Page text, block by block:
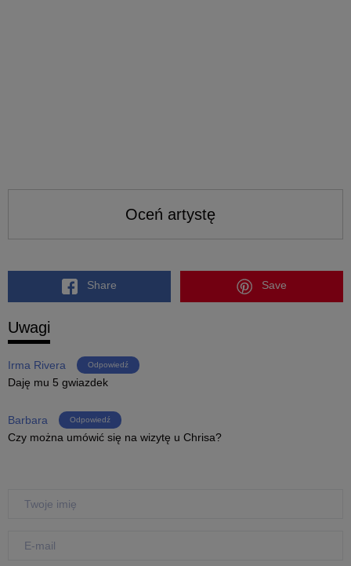
Oceń artystę
Share Save
Uwagi
Irma Rivera Odpowiedź
Daję mu 5 gwiazdek
Barbara Odpowiedź
Czy można umówić się na wizytę u Chrisa?